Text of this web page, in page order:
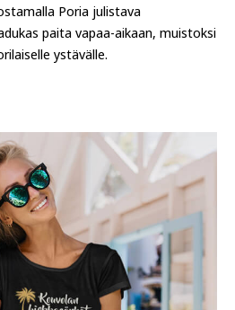
Poria julistava
paita vapaa-aikaan, muistoksi
ystävälle.